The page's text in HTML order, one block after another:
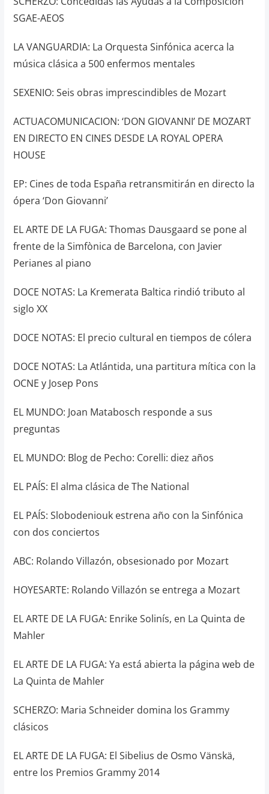
SGAE-AEOS
LA VANGUARDIA: La Orquesta Sinfónica acerca la
música clásica a 500 enfermos mentales
SEXENIO: Seis obras imprescindibles de Mozart
ACTUACOMUNICACION: ‘DON GIOVANNI’ DE MOZART
EN DIRECTO EN CINES DESDE LA ROYAL OPERA
HOUSE
EP: Cines de toda España retransmitirán en directo la
ópera ‘Don Giovanni’
EL ARTE DE LA FUGA: Thomas Dausgaard se pone al
frente de la Simfònica de Barcelona, con Javier
Perianes al piano
DOCE NOTAS: La Kremerata Baltica rindió tributo al
siglo XX
DOCE NOTAS: El precio cultural en tiempos de cólera
DOCE NOTAS: La Atlántida, una partitura mítica con la
OCNE y Josep Pons
EL MUNDO: Joan Matabosch responde a sus
preguntas
EL MUNDO: Blog de Pecho: Corelli: diez años
EL PAÍS: El alma clásica de The National
EL PAÍS: Slobodeniouk estrena año con la Sinfónica
con dos conciertos
ABC: Rolando Villazón, obsesionado por Mozart
HOYESARTE: Rolando Villazón se entrega a Mozart
EL ARTE DE LA FUGA: Enrike Solinís, en La Quinta de
Mahler
EL ARTE DE LA FUGA: Ya está abierta la página web de
La Quinta de Mahler
SCHERZO: Maria Schneider domina los Grammy
clásicos
EL ARTE DE LA FUGA: El Sibelius de Osmo Vänskä,
entre los Premios Grammy 2014